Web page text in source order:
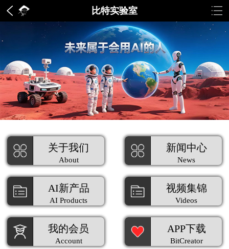
比特实验室
关于我们
About
新闻中心
News
AI新产品
AI Products
视频集锦
Videos
我的会员
Account
APP下载
BitCreator